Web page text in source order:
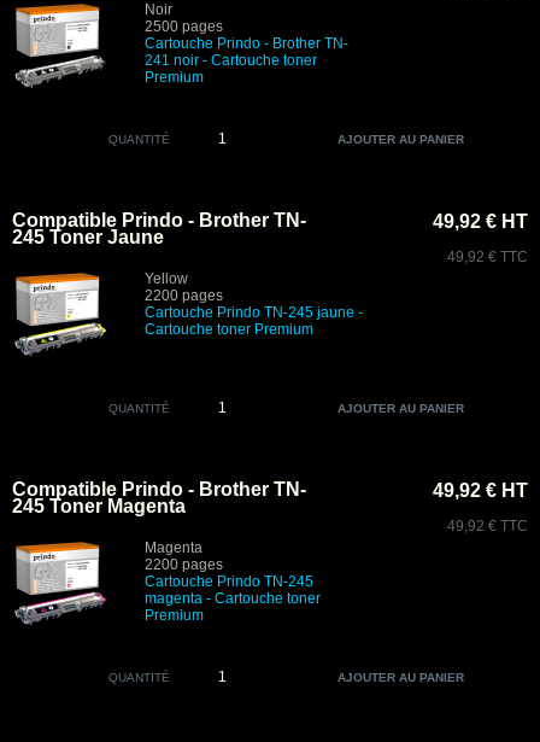
Noir
2500 pages
Cartouche Prindo - Brother TN-
241 noir - Cartouche toner
Premium
QUANTITÉ
Compatible Prindo - Brother TN-
245 Toner Jaune
Yellow
2200 pages
Cartouche Prindo TN-245 jaune -
Cartouche toner Premium
49,92 € HT
49,92 € TTC
QUANTITÉ
Compatible Prindo - Brother TN-
245 Toner Magenta
Magenta
2200 pages
Cartouche Prindo TN-245
magenta - Cartouche toner
Premium
49,92 € HT
49,92 € TTC
QUANTITÉ